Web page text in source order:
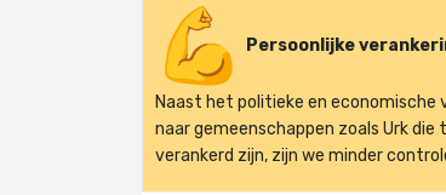
Persoonlijke
Naast het politieke en economische
naar gemeenschappen zoals Urk die
verankerd zijn, zijn we minder